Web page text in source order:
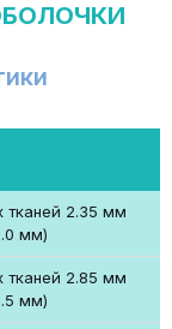
тканей 2.35 мм
мм)
тканей 2.85 мм
мм)